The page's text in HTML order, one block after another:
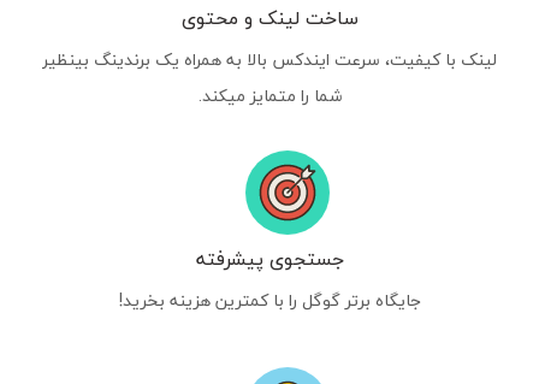
ساخت لینک و محتوی
لینک با کیفیت، سرعت ایندکس بالا به همراه یک برندینگ بینظیر
شما را متمایز میکند.
جستجوی پیشرفته
جایگاه برتر گوگل را با کمترین هزینه بخرید!